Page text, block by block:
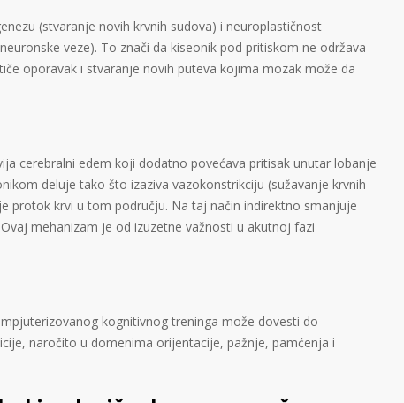
(stvaranje novih krvnih sudova) i neuroplastičnost
veze). To znači da kiseonik pod pritiskom ne održava
oporavak i stvaranje novih puteva kojima mozak može da
cerebralni edem koji dodatno povećava pritisak unutar lobanje
deluje tako što izaziva vazokonstrikciju (sužavanje krvnih
protok krvi u tom području. Na taj način indirektno smanjuje
mehanizam je od izuzetne važnosti u akutnoj fazi
kognitivnog treninga može dovesti do
naročito u domenima orijentacije, pažnje, pamćenja i